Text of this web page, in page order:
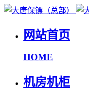
网站首页
HOME
机房机柜